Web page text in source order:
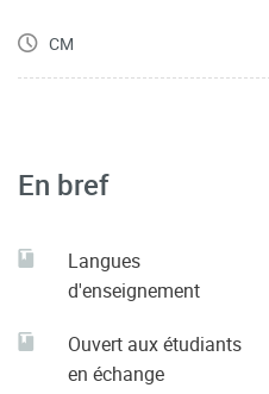
CM
En bref
Langues
d'enseignement
Ouvert aux étudiants
en échange